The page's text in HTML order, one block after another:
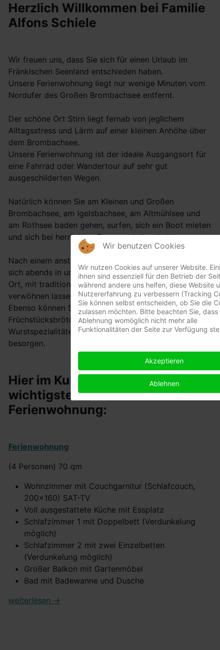
Herzlich Willkommen bei Familie
Alfons Schiele
Wir freuen uns, dass Sie sich für einen Urlaub im
Fränkischen Seenland entschieden haben.
Unsere Ferienwohnung liegt nur wenige Minuten vom
Nordufer des Großen Brombachsee entfernt.
Der schöne Ort Stirn liegt fernab von jeglichem
Alltagsstress und Lärm auf einer kleinen Anhöhe über
dem Brombachsee.
Unsere Ferienwohnung ist der ideale Ausgangsort für
eine Fahrrad oder Wandertour auf sehr gut
ausgeschilderten Wegen.
Natürlich können Sie am Kleinen und Großen
Brombachsee, am Igelsbachsee, am Altmühlsee und
am Rothsee baden gehen, surfen, sich ein Boot mieten
und sich bei herrlichem Sonnenschein erholen.
Nach einem anstrengenden Ausflugstag können Sie
sich abends in unseren beiden Gasthäusern direkt im
Ort, mit traditionellen fränkischen Spezialitäten
verwöhnen lassen.
Ebenso können Sie sich dort am nächsten Morgen Ihre
Früchstücksbrötchen und die dazugehörigen
Wurstspezialitäten in der hauseigenen Metzgerei
besorgen.
Hier im Kurzüberblick, die
wichtigsten Details der
Ferienwohnung:
Ferienwohnung
(4 Personen) 70 qm
Wohnzimmer mit Couchgarnitur (Schlafcouch,
200x160) SAT-TV
Voll ausgestattete Küche mit Essplatz
Schlafzimmer 1 mit Doppelbett (Verdunkelung
möglich)
Schlafzimmer 2 mit zwei Einzelbetten
(Verdunkelung möglich)
Großer Balkon mit Gartenmöbel
Bad mit Badewanne und Dusche
weiterlesen ->
Wir benutzen Cookies
Wir nutzen Cookies auf unserer Website.
ihnen sind essenziell für den Betrieb der
während andere uns helfen, diese Website
Nutzererfahrung zu verbessern (Tracking
Sie können selbst entscheiden, ob Sie die
zulassen möchten. Bitte beachten Sie, dass
Ablehnung womöglich nicht mehr alle
Funktionalitäten der Seite zur Verfügung
Akzeptieren
Ablehnen